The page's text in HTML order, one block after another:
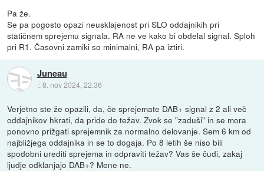
Pa že.
Se pa pogosto opazi neusklajenost pri SLO oddajnikih pri
statičnem sprejemu signala. RA ne ve kako bi obdelal signal. Sploh
pri R1. Časovni zamiki so minimalni, RA pa iztiri.
Juneau
::8. nov 2024, 22:36
Verjetno ste že opazili, da, če sprejemate DAB+ signal z 2 ali več
oddajnikov hkrati, da pride do težav. Zvok se "zaduši" in se mora
ponovno prižgati sprejemnik za normalno delovanje. Sem 6 km od
najbližjega oddajnika in se to dogaja. Po 8 letih še niso bili
spodobni urediti sprejema in odpraviti težav? Vas še čudi, zakaj
ljudje odklanjajo DAB+? Mene ne.